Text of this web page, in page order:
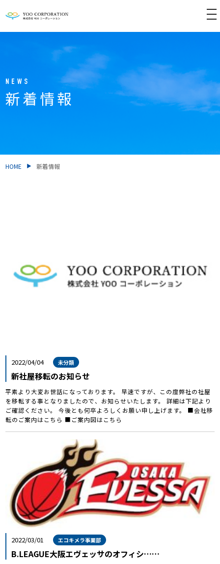
NEWS
新着情報
HOME 新着情報
2022/04/04 未分類
新社屋移転のお知らせ
平素より大変お世話になっております。 早速ですが、この度弊社の社屋
を移転する事となりましたので、お知らせいたします。 詳細は下記より
ご確認ください。 今後とも何卒よろしくお願い申し上げます。 ■会社移
転のご案内はこちら ■ご案内図はこちら
2022/03/01 エコキメラ事業部
B.LEAGUE大阪エヴェッサのオフィシ……